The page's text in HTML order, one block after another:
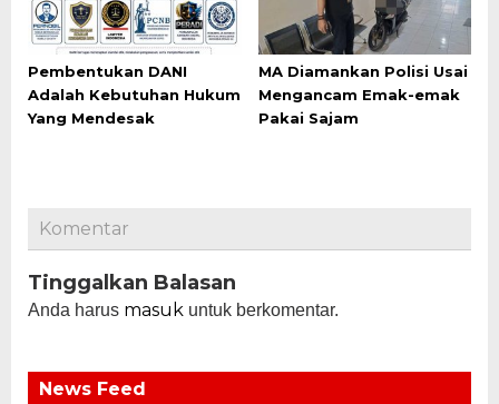
Pembentukan DANI
Adalah Kebutuhan Hukum
Yang Mendesak
MA Diamankan Polisi Usai
Mengancam Emak-emak
Pakai Sajam
Komentar
Tinggalkan Balasan
Anda harus masuk untuk berkomentar.
News Feed